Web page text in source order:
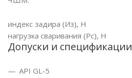
индекс задира (Из), Н
нагрузка сваривания (Рс), Н
Допуски и спецификации
API GL-5